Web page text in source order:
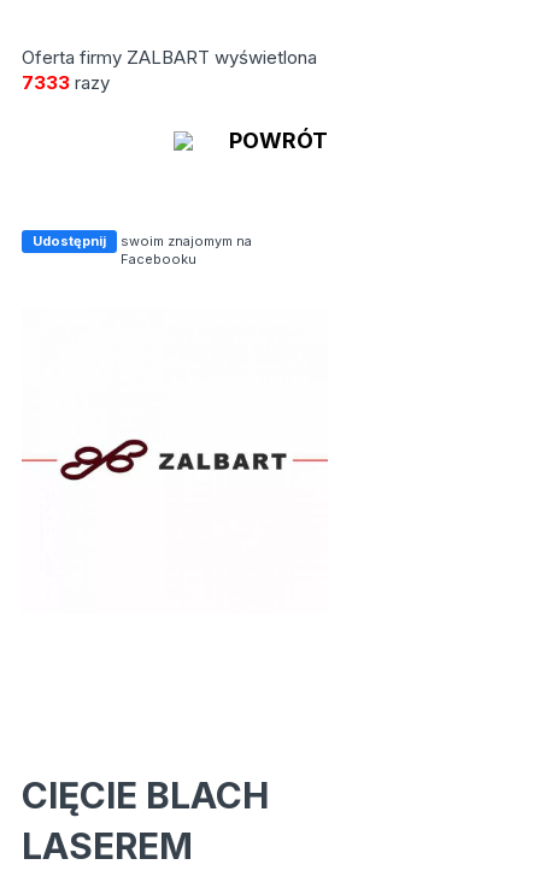
Oferta firmy ZALBART wyświetlona
7333razy
POWRÓT
Udostępnij
swoim znajomym na
Facebooku
CIĘCIE BLACH
LASEREM